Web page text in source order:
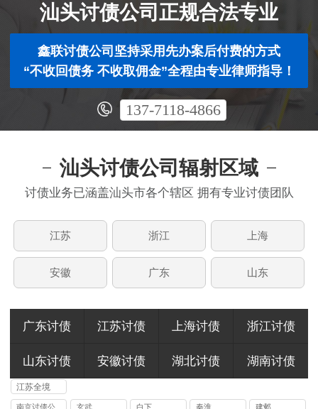
汕头讨债公司正规合法专业
鑫联讨债公司坚持采用先办案后付费的方式
“不收回债务 不收取佣金”全程由专业律师指导！
137-7118-4866
汕头讨债公司辐射区域
讨债业务已涵盖汕头市各个辖区 拥有专业讨债团队
江苏 浙江 上海
安徽 广东 山东
广东讨债 江苏讨债 上海讨债 浙江讨债
山东讨债 安徽讨债 湖北讨债 湖南讨债
江苏全境
南京讨债公 玄武 白下 秦淮 建邺